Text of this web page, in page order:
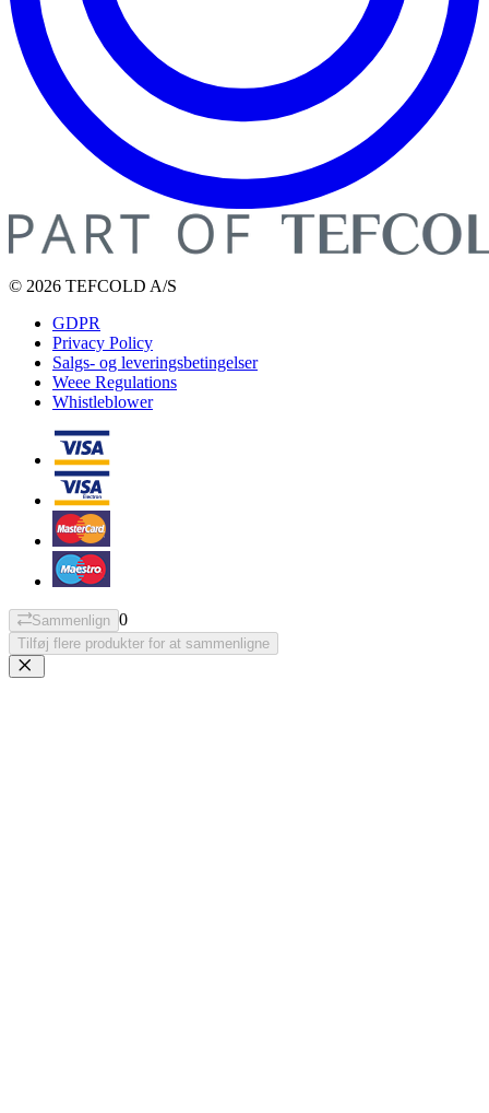
© 2026 TEFCOLD A/S
GDPR
Privacy Policy
Salgs- og leveringsbetingelser
Weee Regulations
Whistleblower
Sammenlign 0
Tilføj flere produkter for at sammenligne